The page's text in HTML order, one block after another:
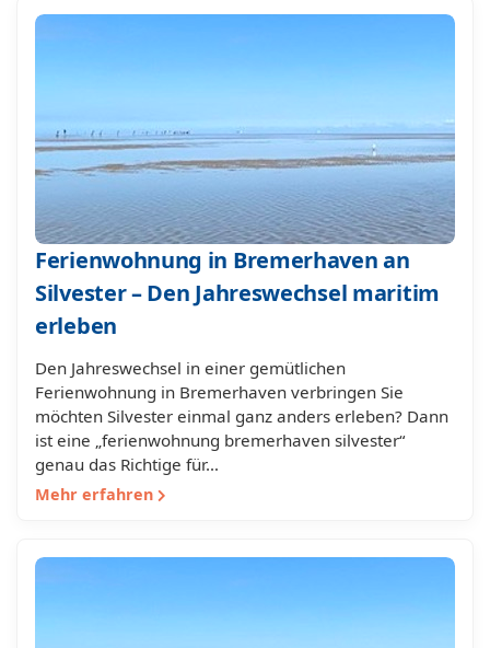
Ferienwohnung in Bremerhaven an
Silvester – Den Jahreswechsel maritim
erleben
Den Jahreswechsel in einer gemütlichen
Ferienwohnung in Bremerhaven verbringen Sie
möchten Silvester einmal ganz anders erleben? Dann
ist eine „ferienwohnung bremerhaven silvester“
genau das Richtige für…
Mehr erfahren